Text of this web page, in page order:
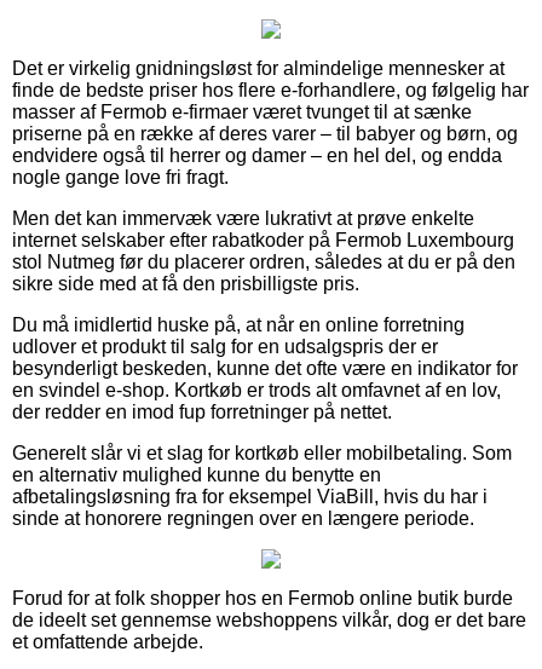
Det er virkelig gnidningsløst for almindelige mennesker at
finde de bedste priser hos flere e-forhandlere, og følgelig har
masser af Fermob e-firmaer været tvunget til at sænke
priserne på en række af deres varer – til babyer og børn, og
endvidere også til herrer og damer – en hel del, og endda
nogle gange love fri fragt.
Men det kan immervæk være lukrativt at prøve enkelte
internet selskaber efter rabatkoder på Fermob Luxembourg
stol Nutmeg før du placerer ordren, således at du er på den
sikre side med at få den prisbilligste pris.
Du må imidlertid huske på, at når en online forretning
udlover et produkt til salg for en udsalgspris der er
besynderligt beskeden, kunne det ofte være en indikator for
en svindel e-shop. Kortkøb er trods alt omfavnet af en lov,
der redder en imod fup forretninger på nettet.
Generelt slår vi et slag for kortkøb eller mobilbetaling. Som
en alternativ mulighed kunne du benytte en
afbetalingsløsning fra for eksempel ViaBill, hvis du har i
sinde at honorere regningen over en længere periode.
Forud for at folk shopper hos en Fermob online butik burde
de ideelt set gennemse webshoppens vilkår, dog er det bare
et omfattende arbejde.